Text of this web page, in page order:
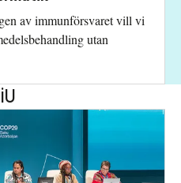
av immunförsvaret vill vi
utan